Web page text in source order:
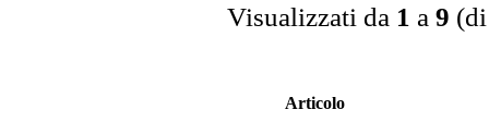
Visualizzati da 1 a 9
Articolo